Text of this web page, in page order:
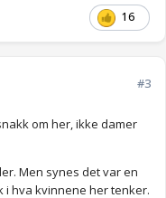
16
#3
om her, ikke damer
Men synes det var en
i hva kvinnene her tenker.